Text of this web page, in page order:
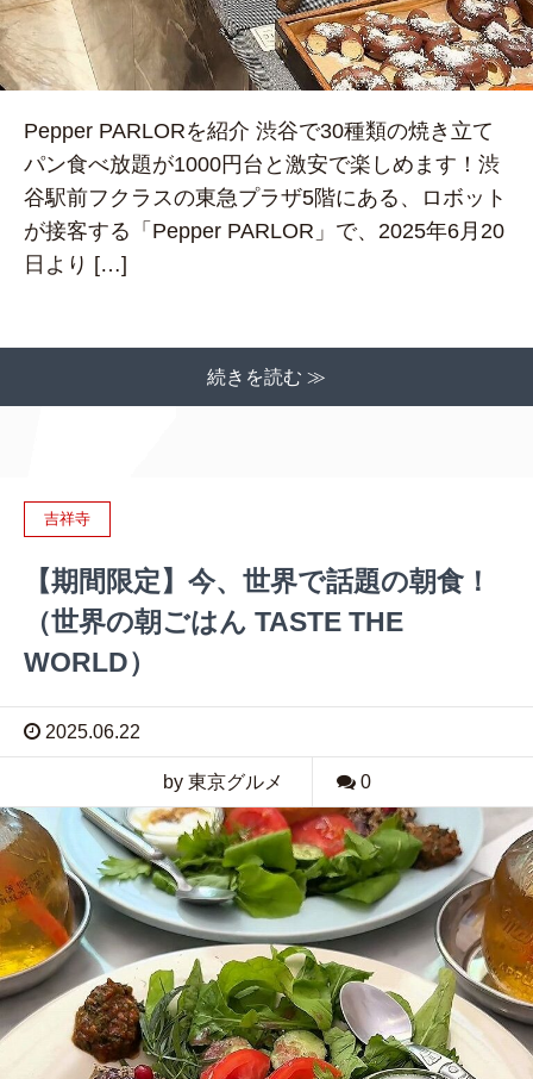
Pepper PARLORを紹介 渋谷で30種類の焼き立て
パン食べ放題が1000円台と激安で楽しめます！渋
谷駅前フクラスの東急プラザ5階にある、ロボット
が接客する「Pepper PARLOR」で、2025年6月20
日より […]
続きを読む ≫
吉祥寺
【期間限定】今、世界で話題の朝食！
（世界の朝ごはん TASTE THE
WORLD）
2025.06.22
by 東京グルメ 0